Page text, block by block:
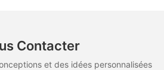
Contacter
et des idées personnalisées